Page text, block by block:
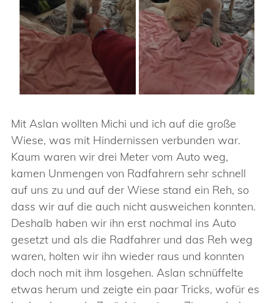
Mit Aslan wollten Michi und ich auf die große
Wiese, was mit Hindernissen verbunden war.
Kaum waren wir drei Meter vom Auto weg,
kamen Unmengen von Radfahrern sehr schnell
auf uns zu und auf der Wiese stand ein Reh, so
dass wir auf die auch nicht ausweichen konnten.
Deshalb haben wir ihn erst nochmal ins Auto
gesetzt und als die Radfahrer und das Reh weg
waren, holten wir ihn wieder raus und konnten
doch noch mit ihm losgehen. Aslan schnüffelte
etwas herum und zeigte ein paar Tricks, wofür es